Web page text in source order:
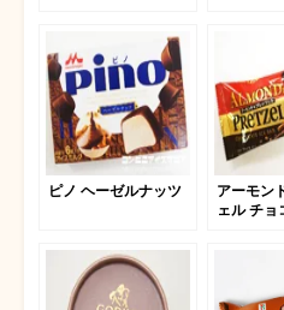
ピノ ヘーゼルナッツ
アーモン
ェル チョ